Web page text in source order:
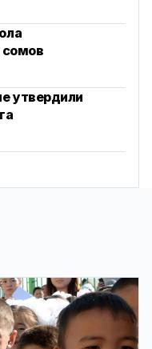
сомов
утвердили